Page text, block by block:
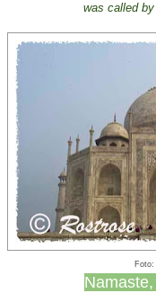
was called by
Foto: